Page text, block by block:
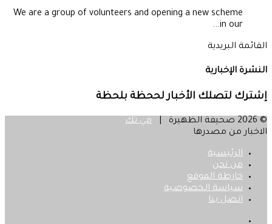
We are a group of volunteers and opening a new scheme
in our...
القائمة البريدية
النشرة الإخبارية
إشترك لتصلك الأخبار لححظة بلحظة
© 2026 صحيفة الظهيرة |
مي تك
الاخبار من مصدرها
الرئيسية
من نحن
خارطة الموقع
سياسة الخصوصية
اتصل بنا